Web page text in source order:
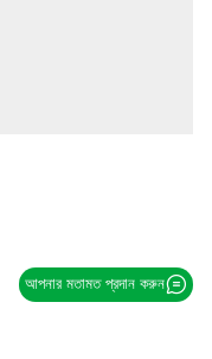
আপনার মতামত প্রদান করুন